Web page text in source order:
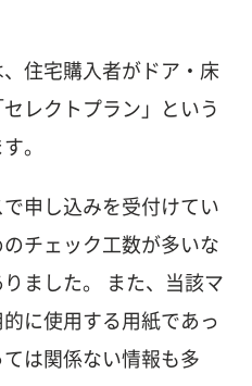
住宅購入者がドア・床
レクトプラン」という
。
申し込みを受付けてい
チェック工数が多いな
ました。 また、当該マ
に使用する用紙であっ
は関係ない情報も多